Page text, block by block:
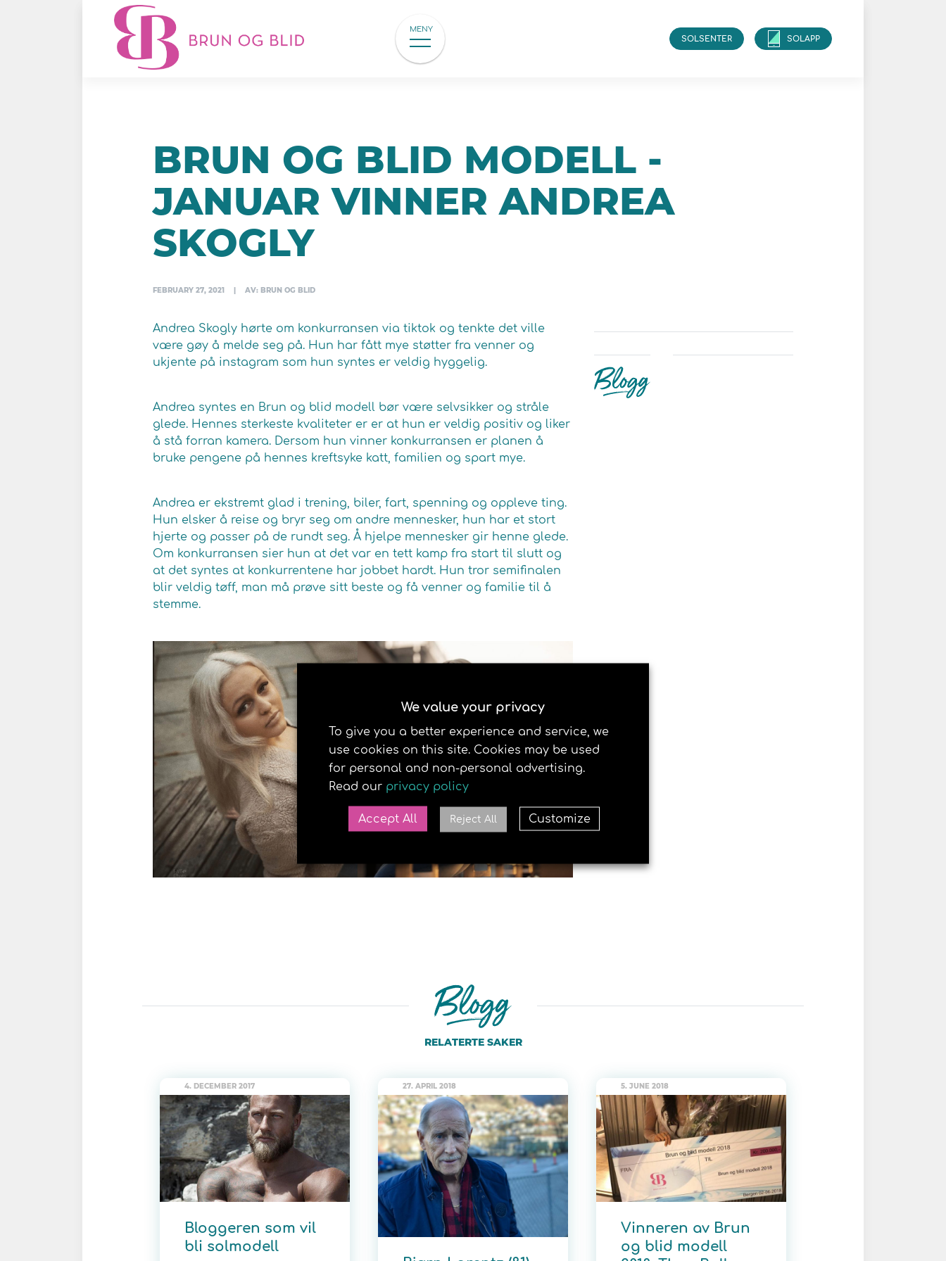
MENY
SOLSENTER SOLAPP
BRUN OG BLID MODELL -
JANUAR VINNER ANDREA
SKOGLY
FEBRUARY 27, 2021 | AV: BRUN OG BLID
Andrea Skogly hørte om konkurransen via tiktok og tenkte det ville
være gøy å melde seg på. Hun har fått mye støtter fra venner og
ukjente på instagram som hun syntes er veldig hyggelig.
Andrea syntes en Brun og blid modell bør være selvsikker og stråle
glede. Hennes sterkeste kvaliteter er er at hun er veldig positiv og liker
å stå forran kamera. Dersom hun vinner konkurransen er planen å
bruke pengene på hennes kreftsyke katt, familien og spart mye.
Andrea er ekstremt glad i trening, biler, fart, spenning og oppleve ting.
Hun elsker å reise og bryr seg om andre mennesker, hun har et stort
hjerte og passer på de rundt seg. Å hjelpe mennesker gir henne glede.
Om konkurransen sier hun at det var en tett kamp fra start til slutt og
at det syntes at konkurrentene har jobbet hardt. Hun tror semifinalen
blir veldig tøff, man må prøve sitt beste og få venner og familie til å
stemme.
RELATERTE SAKER
4. DECEMBER 2017
Bloggeren som vil
bli solmodell
27. APRIL 2018 5. JUNE 2018
Vinneren av Brun
og blid modell
We value your privacy
To give you a better experience and service, we
use cookies on this site. Cookies may be used
for personal and non-personal advertising.
Read our privacy policy
Accept All Reject All Customize